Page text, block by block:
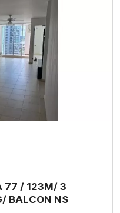
77 / 123M/ 3
BALCON NS